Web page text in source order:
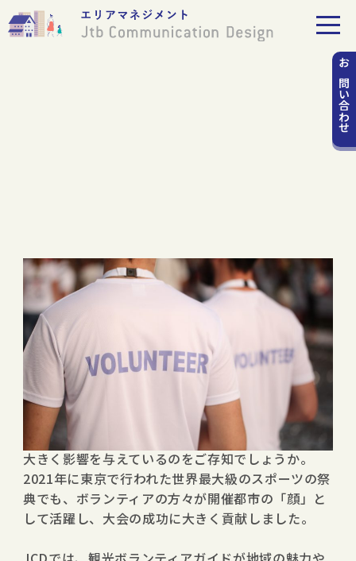
お問い
合わせ
大型イベントを陰で支えるボラン
ティア
―取り組み事例紹介―
観光ボランティアの企画・運営
大型イベントの成功の裏側は、ボランティア活動が
大きく影響を与えているのをご存知でしょうか。
2021年に東京で行われた世界最大級のスポーツの祭
典でも、ボランティアの方々が開催都市の「顔」と
して活躍し、大会の成功に大きく貢献しました。